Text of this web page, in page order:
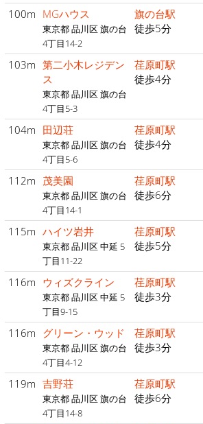
100m MGハウス
東京都 品川区 旗の台
4丁目14-2
旗の台駅
徒歩5分
103m 第二小木レジデン
ス
東京都 品川区 旗の台
4丁目5-3
荏原町駅
徒歩4分
104m 田辺荘
東京都 品川区 旗の台
4丁目5-6
荏原町駅
徒歩4分
112m 茂美園
東京都 品川区 旗の台
4丁目14-1
荏原町駅
徒歩6分
115m ハイツ岩井
東京都 品川区 中延 5
丁目11-22
荏原町駅
徒歩5分
116m ウィズクライン
東京都 品川区 中延 5
丁目9-15
荏原町駅
徒歩3分
116m グリーン・ウッド
東京都 品川区 旗の台
4丁目4-12
荏原町駅
徒歩3分
119m 吉野荘
東京都 品川区 旗の台
4丁目14-8
荏原町駅
徒歩6分